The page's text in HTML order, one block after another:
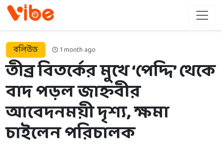
বলিউড 1 month ago
তীব্র বিতর্কের মুখে ‘পেদ্দি’ থেকে
বাদ পড়ল জাহ্নবীর
আবেদনময়ী দৃশ্য, ক্ষমা
চাইলেন পরিচালক